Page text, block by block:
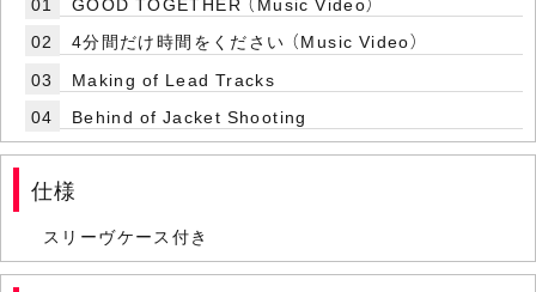
02
4分間だけ時間をください （Music Video）
03
Making of Lead Tracks
04
Behind of Jacket Shooting
仕様
スリーヴケース付き